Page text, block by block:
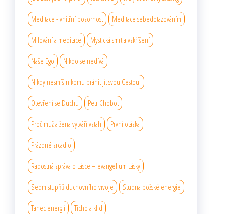
Meditace - vnitřní pozornost Meditace sebedotazováním
Milování a meditace Mystická smrt a vzkříšení
Naše Ego Nikdo se nedívá
Nikdy nesmíš nikomu bránit jít svou Cestou!
Otevření se Duchu Petr Chobot
Proč muž a žena vytváří vztah První otázka
Prázdné zrcadlo
Radostná zpráva o Lásce – evangelium Lásky
Sedm stupňů duchovního vıvoje Studna božské energie
Tanec energií Ticho a klid